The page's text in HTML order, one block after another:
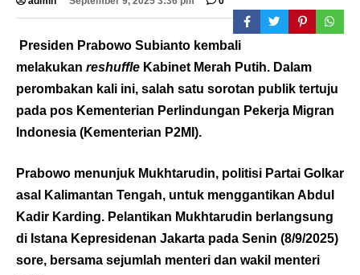
Presiden Prabowo Subianto kembali
melakukan reshuffle Kabinet Merah Putih. Dalam
perombakan kali ini, salah satu sorotan publik tertuju
pada pos Kementerian Perlindungan Pekerja Migran
Indonesia (Kementerian P2MI).
Prabowo menunjuk Mukhtarudin, politisi Partai Golkar
asal Kalimantan Tengah, untuk menggantikan Abdul
Kadir Karding. Pelantikan Mukhtarudin berlangsung
di Istana Kepresidenan Jakarta pada Senin (8/9/2025)
sore, bersama sejumlah menteri dan wakil menteri